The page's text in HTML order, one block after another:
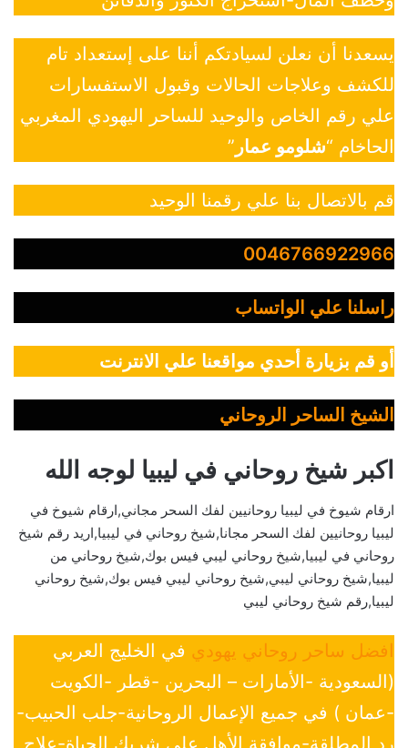
يسعدنا أن نعلن لسيادتكم أننا على إستعداد تام
للكشف وعلاجات الحالات وقبول الاستفسارات
علي رقم الخاص والوحيد للساحر اليهودي المغربي
الحاخام “شلومو عمار ”
قم بالاتصال بنا علي رقمنا الوحيد
0046766922966
راسلنا علي الواتساب
أو قم بزيارة أحدي مواقعنا علي الانترنت
الشيخ الساحر الروحاني
اكبر شيخ روحاني في ليبيا لوجه الله
ارقام شيوخ في ليبيا روحانيين لفك السحر مجاني,ارقام شيوخ في
ليبيا روحانيين لفك السحر مجانا,شيخ روحاني في ليبيا,اريد رقم شيخ
روحاني في ليبيا,شيخ روحاني ليبي فيس بوك,شيخ روحاني من
ليبيا,شيخ روحاني ليبي,شيخ روحاني ليبي فيس بوك,شيخ روحاني
ليبيا,رقم شيخ روحاني ليبي
افضل ساحر روحاني يهودي في الخليج العربي
(السعودية -الأمارات – البحرين -قطر -الكويت
-عمان ) في جميع الإعمال الروحانية-جلب الحبيب-